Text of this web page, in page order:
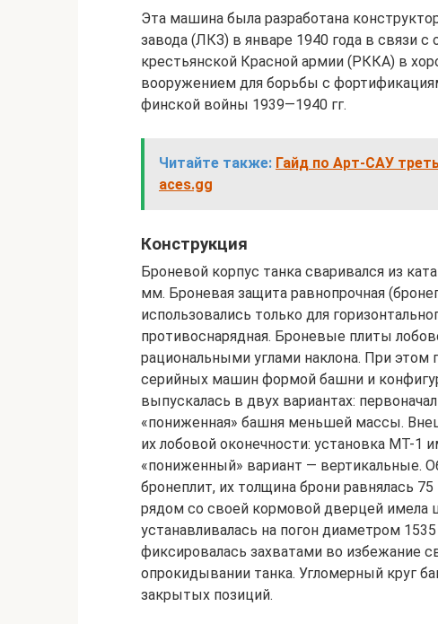
Эта машина была разработана
завода (ЛКЗ) в январе 1940 года в связи
крестьянской Красной армии (РККА) в
вооружением для борьбы с
финской войны 1939—1940 гг.
Читайте также: Гайд по Арт-САУ
aces.gg
Конструкция
Броневой корпус танка сваривался из
мм. Броневая защита равнопрочная
использовались только для
противоснарядная. Броневые плиты
рациональными углами наклона. При
серийных машин формой башни и
выпускалась в двух вариантах:
«пониженная» башня меньшей массы.
их лобовой оконечности: установка МТ-1
«пониженный» вариант — вертикальные.
бронеплит, их толщина брони равнялась
рядом со своей кормовой дверцей
устанавливалась на погон диаметром
фиксировалась захватами во избежание
опрокидывании танка. Угломерный круг
закрытых позиций.